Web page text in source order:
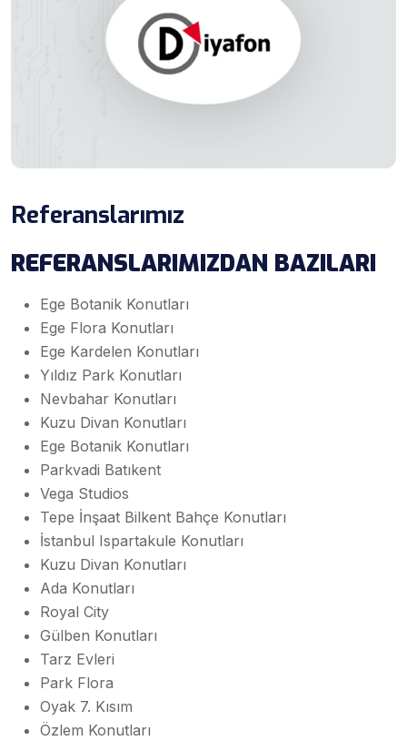
Referanslarımız
REFERANSLARIMIZDAN BAZILARI
Ege Botanik Konutları
Ege Flora Konutları
Ege Kardelen Konutları
Yıldız Park Konutları
Nevbahar Konutları
Kuzu Divan Konutları
Ege Botanik Konutları
Parkvadi Batıkent
Vega Studios
Tepe İnşaat Bilkent Bahçe Konutları
İstanbul Ispartakule Konutları
Kuzu Divan Konutları
Ada Konutları
Royal City
Gülben Konutları
Tarz Evleri
Park Flora
Oyak 7. Kısım
Özlem Konutları